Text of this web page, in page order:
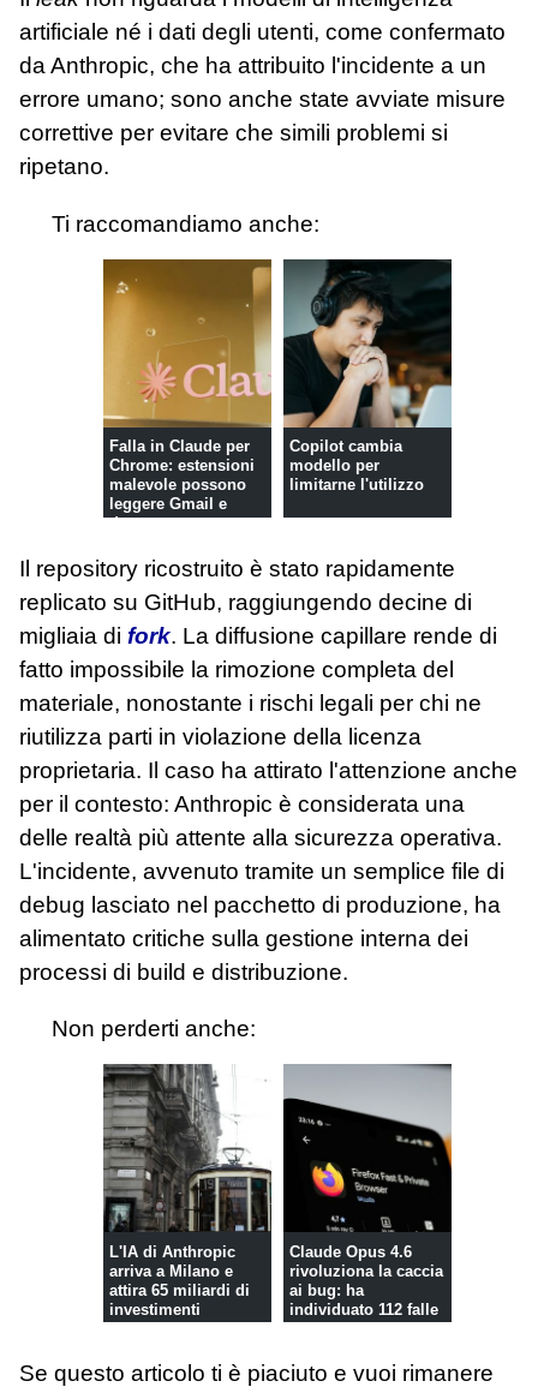
artificiale né i dati degli utenti, come confermato
da Anthropic, che ha attribuito l'incidente a un
errore umano; sono anche state avviate misure
correttive per evitare che simili problemi si
ripetano.
Ti raccomandiamo anche:
Falla in Claude per
Chrome: estensioni
malevole possono
leggere Gmail e
document...
Copilot cambia
modello per
limitarne l'utilizzo
Il repository ricostruito è stato rapidamente
replicato su GitHub, raggiungendo decine di
migliaia di fork. La diffusione capillare rende di
fatto impossibile la rimozione completa del
materiale, nonostante i rischi legali per chi ne
riutilizza parti in violazione della licenza
proprietaria. Il caso ha attirato l'attenzione anche
per il contesto: Anthropic è considerata una
delle realtà più attente alla sicurezza operativa.
L'incidente, avvenuto tramite un semplice file di
debug lasciato nel pacchetto di produzione, ha
alimentato critiche sulla gestione interna dei
processi di build e distribuzione.
Non perderti anche:
L'IA di Anthropic
arriva a Milano e
attira 65 miliardi di
investimenti
Claude Opus 4.6
rivoluziona la caccia
ai bug: ha
individuato 112 falle
Se questo articolo ti è piaciuto e vuoi rimanere